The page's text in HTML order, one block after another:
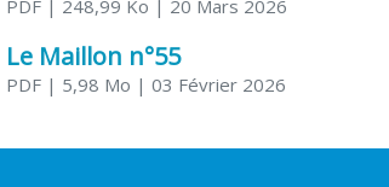
PDF | 248,99 Ko | 20 Mars 2026
Le Maillon n°55
PDF | 5,98 Mo | 03 Février 2026